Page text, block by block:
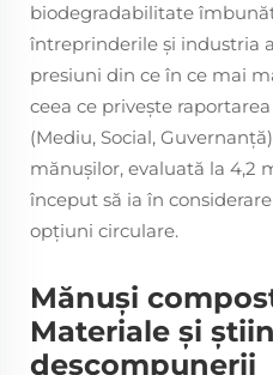
biodegradabilitate
întreprinderile și industria
presiuni din ce în ce mai
ceea ce privește
(Mediu, Social,
mănușilor, evaluată la 4,2
început să ia în considerare
opțiuni circulare.
Mănuși
Materiale și
descompunerii